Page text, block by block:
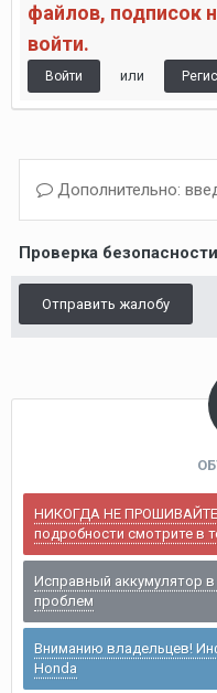
файлов, подписок
войти.
Войти или
Дополнительно:
Проверка безопасности
Отправить жалобу
НИКОГДА НЕ
подробности смотрите в
Исправный аккумулятор
проблем
Вниманию владельцев!
Honda